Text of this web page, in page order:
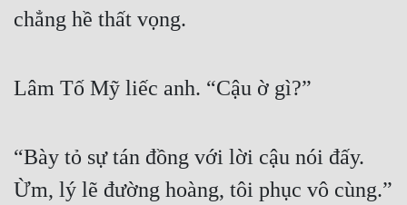
chẳng hề thất vọng.
Lâm Tố Mỹ liếc anh. “Cậu ờ gì?”
“Bày tỏ sự tán đồng với lời cậu nói đấy.
Ừm, lý lẽ đường hoàng, tôi phục vô cùng.”